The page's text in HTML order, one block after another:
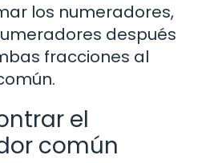
los numeradores,
después
fracciones al
el
común